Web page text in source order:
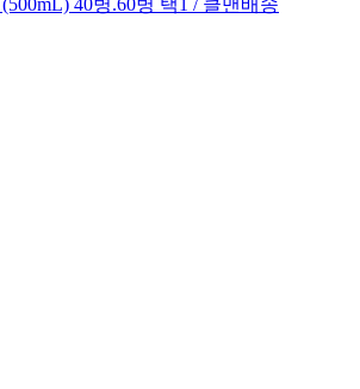
40병.60병 택1 / 클맨배송